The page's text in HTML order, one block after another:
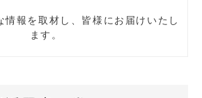
情報を取材し、皆様にお届けいたし
ます。